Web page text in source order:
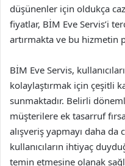
düşünenler için oldukça
fiyatlar, BİM Eve Servis’i
artırmakta ve bu hizmetin
BİM Eve Servis,
kolaylaştırmak için çeşitli
sunmaktadır. Belirli
müşterilere ek tasarruf
alışveriş yapmayı daha da
kullanıcıların ihtiyaç
temin etmesine olanak